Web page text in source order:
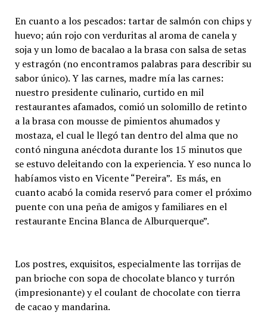
En cuanto a los pescados: tartar de salmón con chips y
huevo; aún rojo con verduritas al aroma de canela y
soja y un lomo de bacalao a la brasa con salsa de setas
y estragón (no encontramos palabras para describir su
sabor único). Y las carnes, madre mía las carnes:
nuestro presidente culinario, curtido en mil
restaurantes afamados, comió un solomillo de retinto
a la brasa con mousse de pimientos ahumados y
mostaza, el cual le llegó tan dentro del alma que no
contó ninguna anécdota durante los 15 minutos que
se estuvo deleitando con la experiencia. Y eso nunca lo
habíamos visto en Vicente “Pereira”. Es más, en
cuanto acabó la comida reservó para comer el próximo
puente con una peña de amigos y familiares en el
restaurante Encina Blanca de Alburquerque”.
Los postres, exquisitos, especialmente las torrijas de
pan brioche con sopa de chocolate blanco y turrón
(impresionante) y el coulant de chocolate con tierra
de cacao y mandarina.